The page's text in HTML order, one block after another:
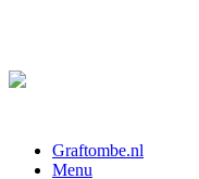
Graftombe.nl
Menu